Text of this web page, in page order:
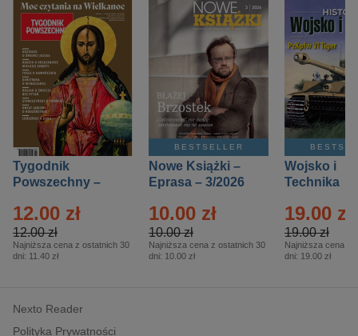
Tygodnik
Powszechny –
12.00 zł
12.00 zł
Najniższa cena z ostatnich 30
dni: 11.40 zł
BESTSELLER
Nowe Książki –
Eprasa – 3/2026
10.00 zł
10.00 zł
Najniższa cena z ostatnich 30
dni: 10.00 zł
Wojsko i
Technika
– 2/2026
19.00 zł
19.00 zł
Najniższa cena z
dni: 19.00 zł
Nexto Reader
Polityka Prywatności